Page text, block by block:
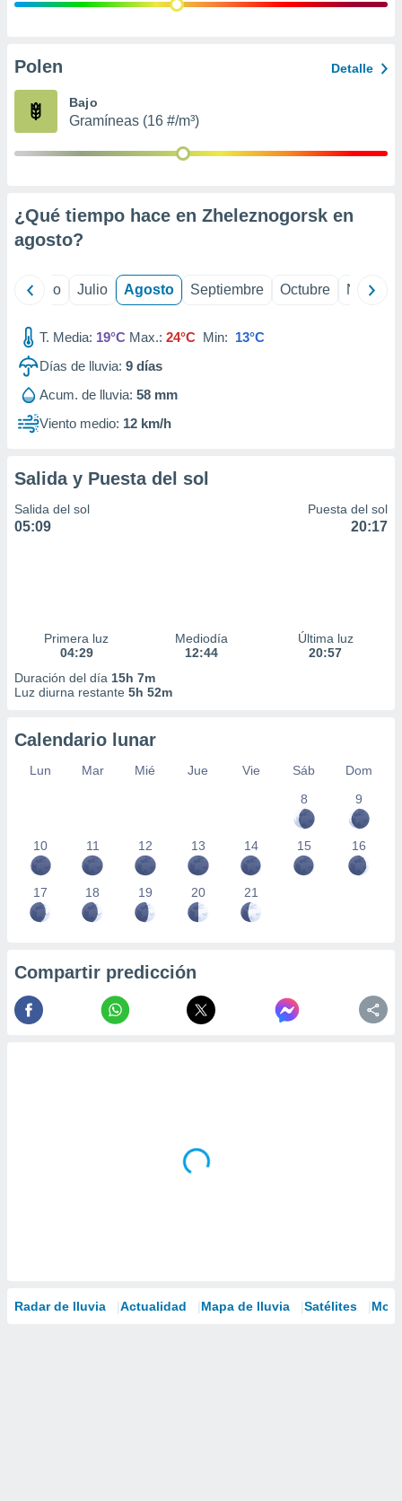
publicidad
de
Polen Detalle
Bajo
Gramíneas (16 #/m³)
¿Qué tiempo hace en Zheleznogorsk en
agosto?
Junio Julio Agosto Septiembre Octubre
T. Media: 19°C Max.: 24°C Min: 13°C
Días de lluvia: 9 días
Acum. de lluvia: 58 mm
Viento medio: 12 km/h
Salida y Puesta del sol
Salida del sol
05:09
Puesta del sol
20:17
Primera luz
04:29
Mediodía
12:44
Última luz
20:57
Duración del día 15h 7m
Luz diurna restante 5h 52m
Calendario lunar
Lun Mar Mié Jue Vie Sáb
Dom
8
9
10 11 12 13 14 15 16
17 18 19 20 21
Compartir predicción
Radar de lluvia Actualidad Mapa de lluvia Satélites